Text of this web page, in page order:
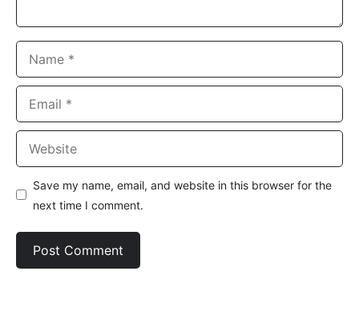
Save my name, email, and website in this browser for the
next time I comment.